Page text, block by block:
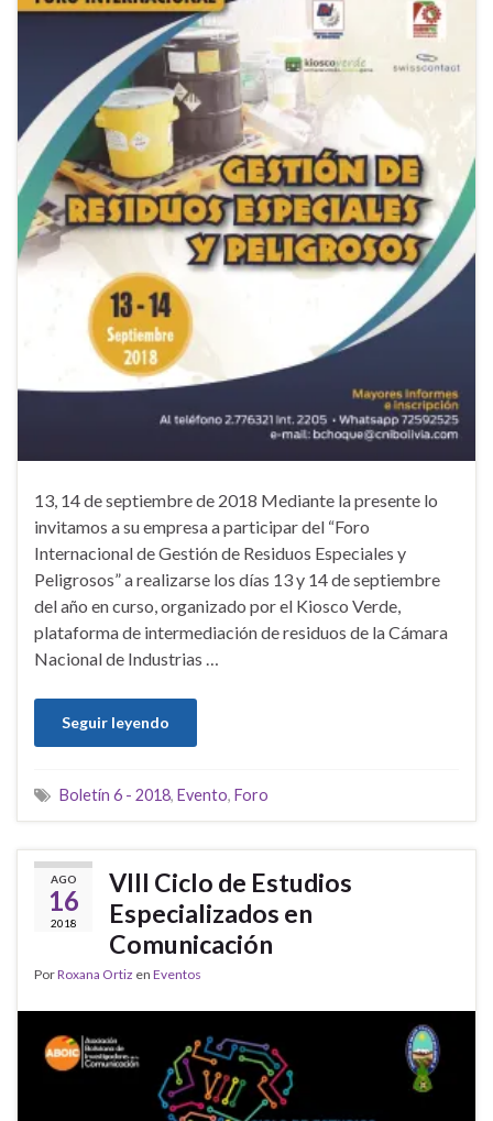
13, 14 de septiembre de 2018 Mediante la presente lo
invitamos a su empresa a participar del “Foro
Internacional de Gestión de Residuos Especiales y
Peligrosos” a realizarse los días 13 y 14 de septiembre
del año en curso, organizado por el Kiosco Verde,
plataforma de intermediación de residuos de la Cámara
Nacional de Industrias …
Seguir leyendo
Boletín 6 - 2018, Evento, Foro
AGO
16
2018
VIII Ciclo de Estudios
Especializados en
Comunicación
PorRoxana Ortiz en Eventos